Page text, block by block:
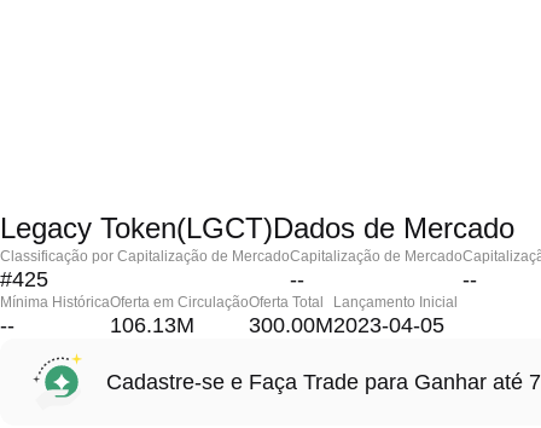
Legacy Token(LGCT)Dados de Mercado
Classificação por Capitalização de Mercado
#425
Capitalização de Mercado
-- --
Mínima Histórica
--
Oferta em Circulação
106.13M
Oferta Total
300.00M
Lançamento Inicial
2023-04-05
Cadastre-se e Faça Trade para Ganhar até